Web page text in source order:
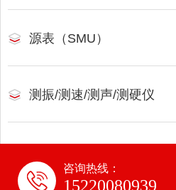
源表（SMU）
测振/测速/测声/测硬仪
咨询热线：
15220080939